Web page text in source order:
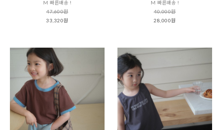
M 빠른배송 !
47,600원
33,320원
M 빠른배송 !
40,000원
28,000원